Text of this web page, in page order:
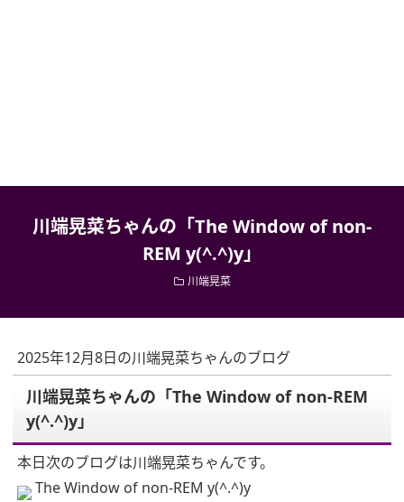
川端晃菜ちゃんの「The Window of non-
REM y(^.^)y」
川端晃菜
2025年12月8日の川端晃菜ちゃんのブログ
川端晃菜ちゃんの「The Window of non-REM
y(^.^)y」
本日次のブログは川端晃菜ちゃんです。
The Window of non-REM y(^.^)y